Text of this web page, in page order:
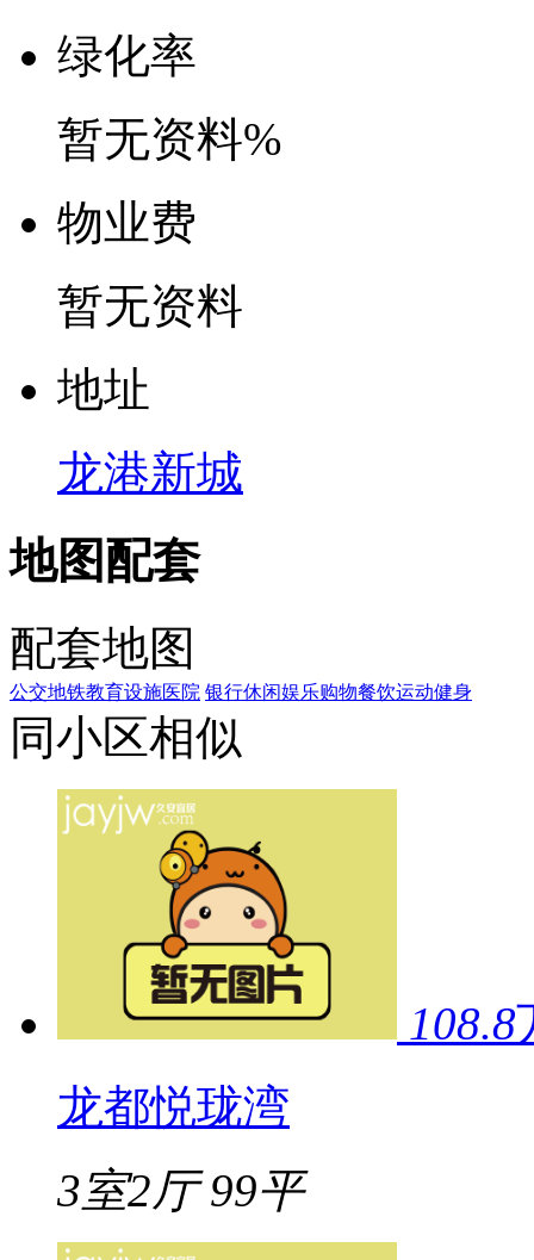
绿化率
暂无资料%
物业费
暂无资料
地址
龙港新城
地图配套
配套地图
公交地铁教育设施医院 银行休闲娱乐购物餐饮运动健身
同小区相似
108.8
龙都悦珑湾
3室2厅 99平